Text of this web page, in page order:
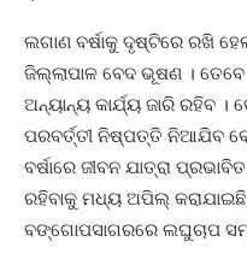
ଲଗାଣ ବର୍ଷାକୁ ଦୃଷ୍ଟିରେ ରଖି
ଜିଲ୍ଲାପାଳ ବେଦ ଭୂଷଣ ।
ଅନ୍ୟାନ୍ୟ କାର୍ଯ୍ୟ ଜାରି ରହିବ ।
ପରବର୍ତ୍ତୀ ନିଷ୍ପତ୍ତି ନିଆଯିବ
ବର୍ଷାରେ ଜୀବନ ଯାତ୍ରା
ରହିବାକୁ ମଧ୍ୟ ଅପିଲ୍
ବଙ୍ଗୋପସାଗରରେ ଲଘୁଚାପ